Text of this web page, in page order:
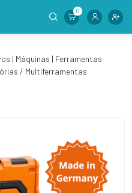
0
| Máquinas | Ferramentas
/ Multiferramentas